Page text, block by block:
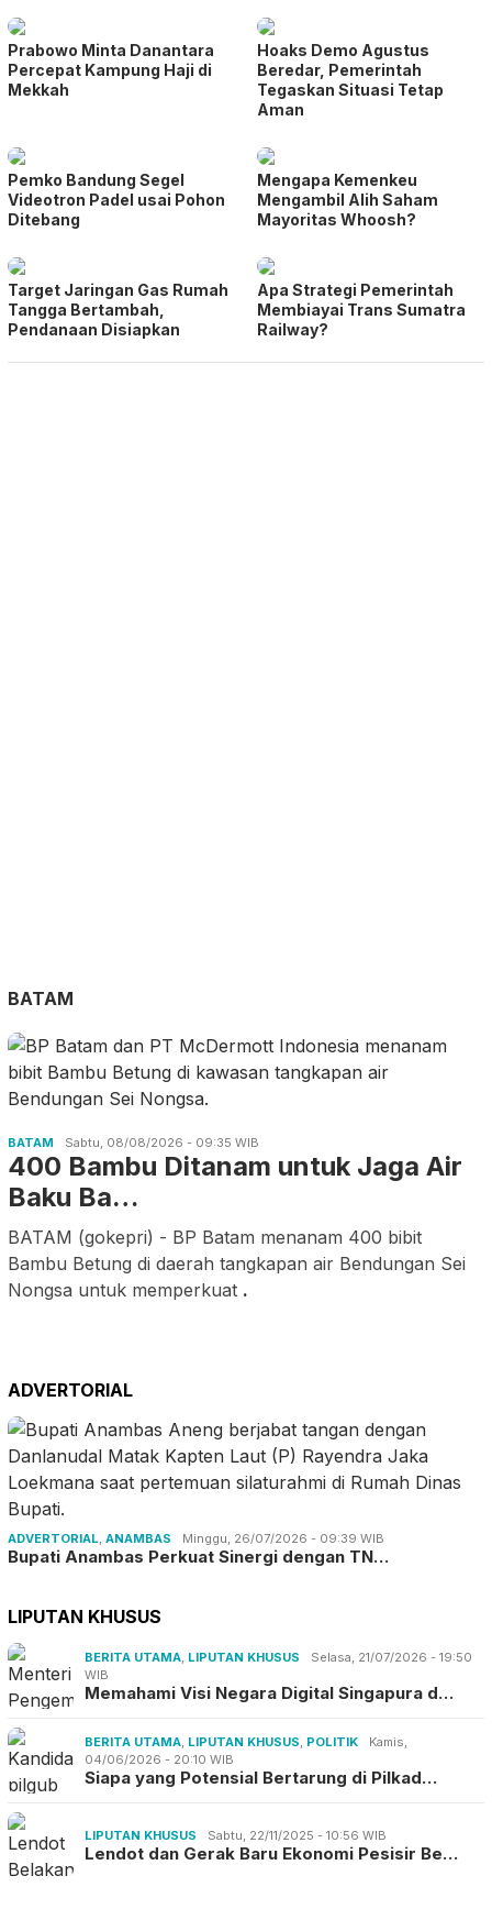
Prabowo Minta Danantara
Percepat Kampung Haji di
Mekkah
Hoaks Demo Agustus
Beredar, Pemerintah
Tegaskan Situasi Tetap
Aman
Pemko Bandung Segel
Videotron Padel usai Pohon
Ditebang
Mengapa Kemenkeu
Mengambil Alih Saham
Mayoritas Whoosh?
Target Jaringan Gas Rumah
Tangga Bertambah,
Pendanaan Disiapkan
Apa Strategi Pemerintah
Membiayai Trans Sumatra
Railway?
BATAM
BATAM Sabtu, 08/08/2026 - 09:35 WIB
400 Bambu Ditanam untuk Jaga Air
Baku Ba…
BATAM (gokepri) - BP Batam menanam 400 bibit
Bambu Betung di daerah tangkapan air Bendungan Sei
Nongsa untuk memperkuat .
ADVERTORIAL
ADVERTORIAL, ANAMBAS Minggu, 26/07/2026 - 09:39 WIB
Bupati Anambas Perkuat Sinergi dengan TN…
LIPUTAN KHUSUS
BERITA UTAMA, LIPUTAN KHUSUS
Selasa, 21/07/2026 - 19:50
WIB
Memahami Visi Negara Digital Singapura d…
BERITA UTAMA, LIPUTAN KHUSUS, POLITIK
Kamis,
04/06/2026 - 20:10 WIB
Siapa yang Potensial Bertarung di Pilkad…
LIPUTAN KHUSUS Sabtu, 22/11/2025 - 10:56 WIB
Lendot dan Gerak Baru Ekonomi Pesisir Be…